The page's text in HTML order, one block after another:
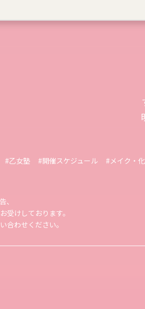
#乙女塾 #開催スケジュール #メイク・
、
受けしております。
合わせください。